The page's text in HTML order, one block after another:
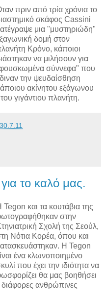
πριν από τρία χρόνια το
σκάφος Cassini
μια "μυστηριώδη"
δομή στον
Κρόνο, κάποιοι
να μιλήσουν για
σύννεφα" που
την ψευδαίσθηση
ακίνητου εξάγωνου
γιγάντιου πλανήτη.
30.7.11
το καλό μας.
Tegon και τα κουτάβια της
στην
Σχολή της Σεούλ,
Νότια Κορέα, όπου και
Η Tegon
ένα κλωνοποιημένο
που έχει την ιδιότητα να
θα μας βοηθήσει
ανθρώπινες